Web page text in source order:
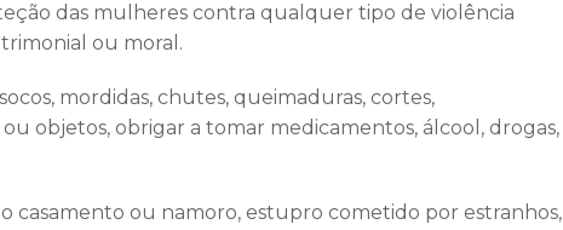
das mulheres contra qualquer tipo de violência
ou moral.
mordidas, chutes, queimaduras, cortes,
objetos, obrigar a tomar medicamentos, álcool, drogas,
casamento ou namoro, estupro cometido por estranhos,